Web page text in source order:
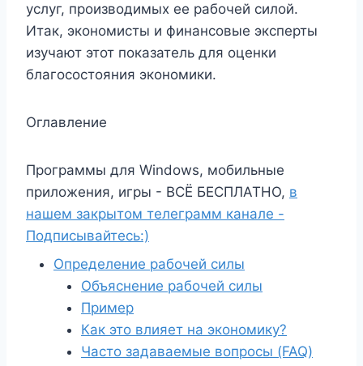
услуг, производимых ее рабочей силой.
Итак, экономисты и финансовые эксперты
изучают этот показатель для оценки
благосостояния экономики.
Оглавление
Программы для Windows, мобильные
приложения, игры - ВСЁ БЕСПЛАТНО, в
нашем закрытом телеграмм канале -
Подписывайтесь:)
Определение рабочей силы
Объяснение рабочей силы
Пример
Как это влияет на экономику?
Часто задаваемые вопросы (FAQ)